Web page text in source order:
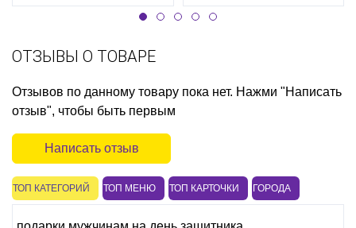
ОТЗЫВЫ О ТОВАРЕ
Отзывов по данному товару пока нет. Нажми "Написать
отзыв", чтобы быть первым
Написать отзыв
ТОП КАТЕГОРИЙ ТОП МЕНЮ ТОП КАРТОЧКИ ГОРОДА